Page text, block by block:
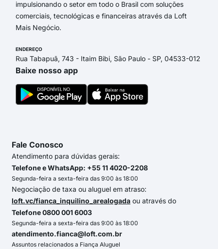
impulsionando o setor em todo o Brasil com soluções
comerciais, tecnológicas e financeiras através da Loft
Mais Negócio.
ENDEREÇO
Rua Tabapuã, 743 - Itaim Bibi, São Paulo - SP, 04533-012
Baixe nosso app
Fale Conosco
Atendimento para dúvidas gerais:
Telefone e WhatsApp: +55 11 4020-2208
Segunda-feira a sexta-feira das 9:00 às 18:00
Negociação de taxa ou aluguel em atraso:
loft.vc/fianca_inquilino_arealogada ou através do
Telefone 0800 001 6003
Segunda-feira a sexta-feira das 9:00 às 18:00
atendimento.fianca@loft.com.br
Assuntos relacionados a Fiança Aluguel